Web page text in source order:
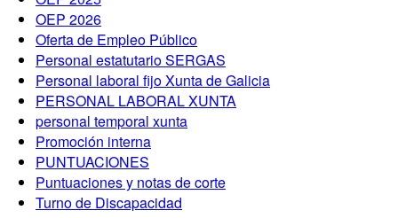
OEP 2026
Oferta de Empleo Público
Personal estatutario SERGAS
Personal laboral fijo Xunta de Galicia
PERSONAL LABORAL XUNTA
personal temporal xunta
Promoción interna
PUNTUACIONES
Puntuaciones y notas de corte
Turno de Discapacidad